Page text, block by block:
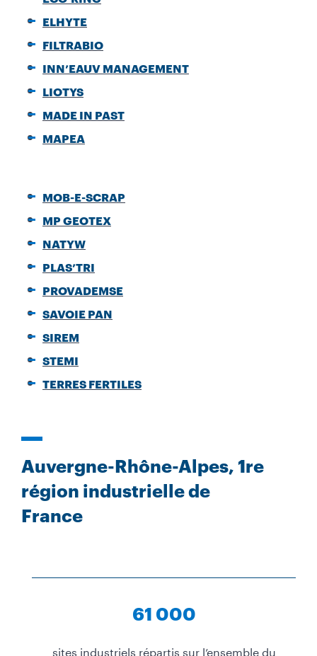
ELHYTE
FILTRABIO
INN’EAUV MANAGEMENT
LIOTYS
MADE IN PAST
MAPEA
MOB-E-SCRAP
MP GEOTEX
NATYW
PLAS’TRI
PROVADEMSE
SAVOIE PAN
SIREM
STEMI
TERRES FERTILES
Auvergne-Rhône-Alpes, 1re
région industrielle de
France
61 000
sites industriels répartis sur l’ensemble du